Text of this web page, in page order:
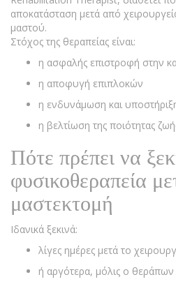
αποκατάσταση μετά από
μαστού.
Στόχος της θεραπείας είναι:
η ασφαλής επιστροφή στην
η αποφυγή επιπλοκών
η ενδυνάμωση και
η βελτίωση της ποιότητας
Πότε πρέπει να
φυσικοθεραπεία
μαστεκτομή
Ιδανικά ξεκινά:
λίγες ημέρες μετά το
ή αργότερα, μόλις ο θεράπων